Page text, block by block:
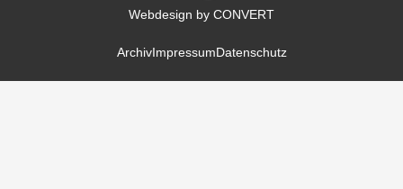
Webdesign by CONVERT
ArchivImpressum Datenschutz